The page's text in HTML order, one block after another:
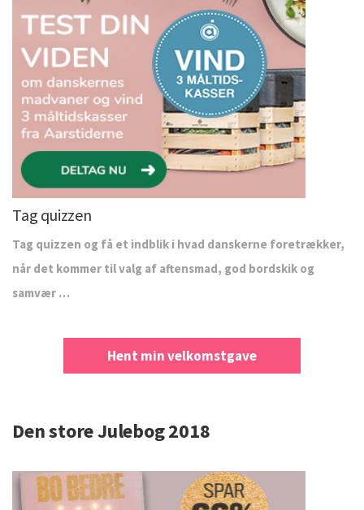
Tag quizzen
Tag quizzen og få et indblik i hvad danskerne foretrækker,
når det kommer til valg af aftensmad, god bordskik og
samvær …
Hent min velkomstgave
Den store Julebog 2018